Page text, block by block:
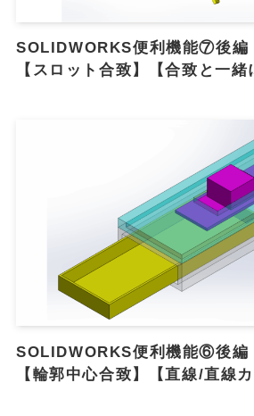
SOLIDWORKS便利機能⑦後編
【スロット合致】【合致と一緒
SOLIDWORKS便利機能⑥後編
【輪郭中心合致】【直線/直線